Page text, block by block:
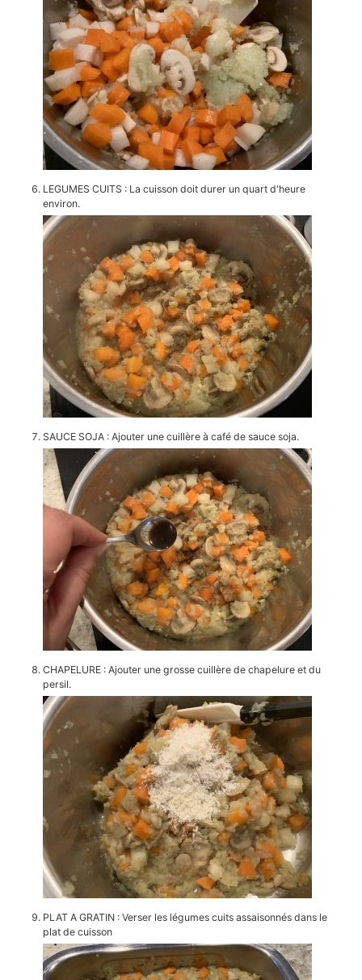
LEGUMES CUITS : La cuisson doit durer un quart d'heure
environ.
SAUCE SOJA : Ajouter une cuillère à café de sauce soja.
CHAPELURE : Ajouter une grosse cuillère de chapelure et du
persil.
PLAT A GRATIN : Verser les légumes cuits assaisonnés dans le
plat de cuisson